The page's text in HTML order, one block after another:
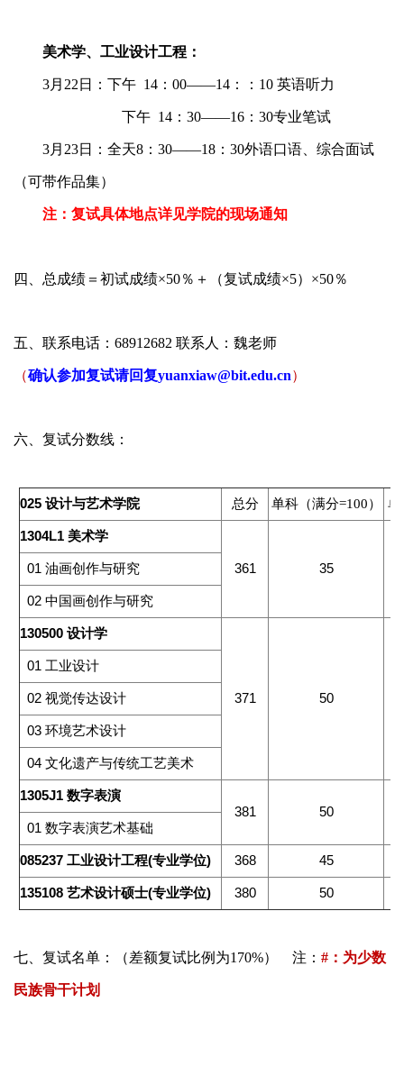
美术学、工业设计工程：
3月 22 日：下午 14 ： 00——14 ：： 10 英语听力
下午 14 ： 30——16 ： 30专业笔试
3月 23日：全天8 ： 30——18 ： 30外语口语、综合面试
（可带作品集）
注：复试具体地点详见学院的现场通知
四、总成绩＝初试成绩×50％＋（复试成绩×5）×50％
五、联系电话： 68912682 联系人：魏老师
（确认参加复试请回复yuanxiaw@bit.edu.cn）
六、复试分数线：
025设计与艺术学院 总分 单科（满分=100） 单
1304L1美术学
361 35
01油画创作与研究
02中国画创作与研究
130500设计学
371 50
01 工业设计
02视觉传达设计
03环境艺术设计
04文化遗产与传统工艺美术
1305J1数字表演
381
50
01数字表演艺术基础
085237工业设计工程(专业学位) 368 45
135108艺术设计硕士(专业学位) 380 50
七、复试名单：（差额复试比例为170%） 注： # ：为少数
民族骨干计划